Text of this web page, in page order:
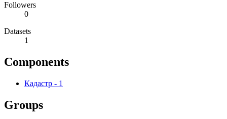
Followers
0
Datasets
1
Components
Кадастр - 1
Groups